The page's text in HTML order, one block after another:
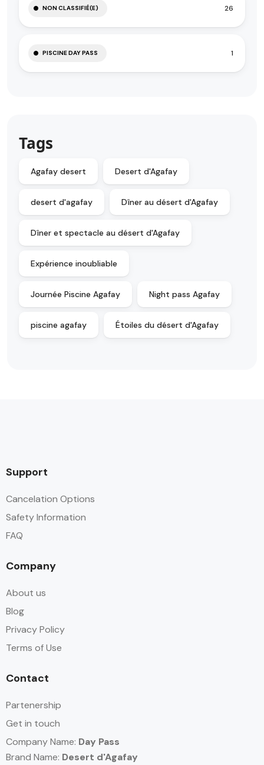
NON CLASSIFIÉ(E) 26
PISCINE DAY PASS 1
Tags
Agafay desert Desert d'Agafay
desert d'agafay Dîner au désert d'Agafay
Dîner et spectacle au désert d'Agafay
Expérience inoubliable
Journée Piscine Agafay Night pass Agafay
piscine agafay Étoiles du désert d'Agafay
Support
Cancelation Options
Safety Information
FAQ
Company
About us
Blog
Privacy Policy
Terms of Use
Contact
Partenership
Get in touch
Company Name: Day Pass
Brand Name: Desert d'Agafay